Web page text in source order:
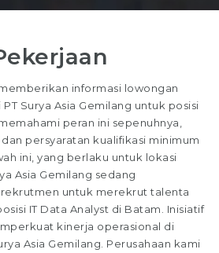
informasi lowongan
Surya Asia Gemilang untuk posisi
peran ini sepenuhnya,
persyaratan kualifikasi minimum
ini, yang berlaku untuk lokasi
Asia Gemilang sedang
untuk merekrut talenta
IT Data Analyst di Batam. Inisiatif
kinerja operasional di
Asia Gemilang. Perusahaan kami